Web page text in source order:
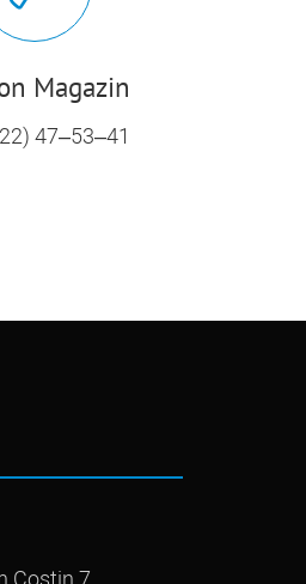
Magazin
47–53–41
Costin 7